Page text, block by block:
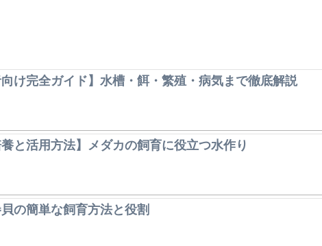
け完全ガイド】水槽・餌・繁殖・病気まで徹底解説
と活用方法】メダカの飼育に役立つ水作り
の簡単な飼育方法と役割